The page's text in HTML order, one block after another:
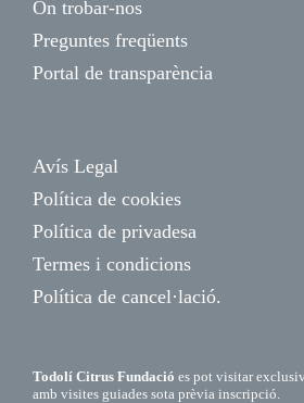
On trobar-nos
Preguntes freqüents
Portal de transparència
Avís Legal
Política de cookies
Política de privadesa
Termes i condicions
Política de cancel·lació.
Todolí Citrus Fundació es pot visitar
amb visites guiades sota prèvia inscripció.